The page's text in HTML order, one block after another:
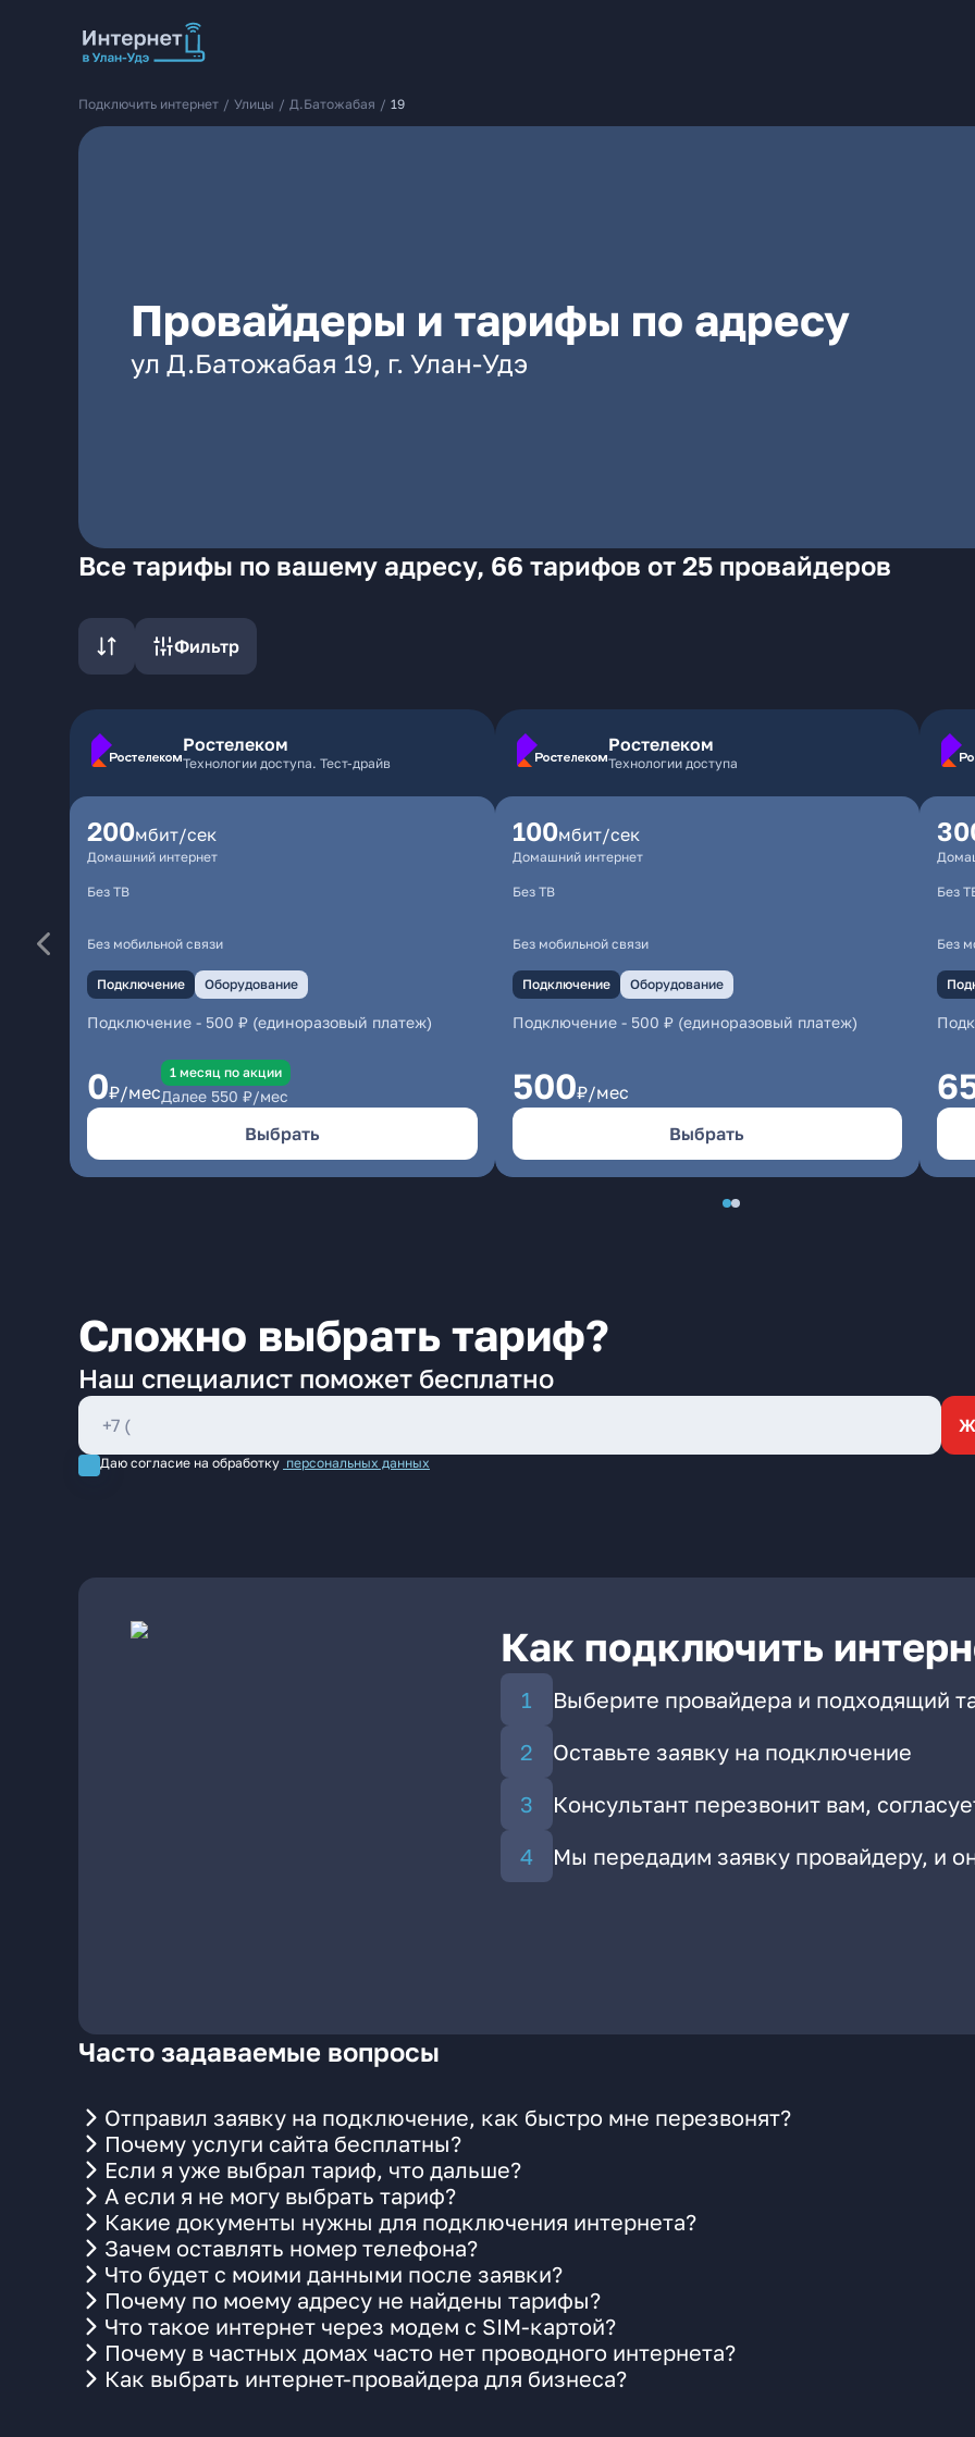
Подключить интернет / Улицы / Д.Батожабая / 19
Провайдеры и тарифы по адресу
ул Д.Батожабая 19, г. Улан-Удэ
Все тарифы по вашему адресу, 66 тарифов от 25 провайдеров
Фильтр
Ростелеком
Технологии доступа. Тест-драйв
200мбит/сек
Домашний интернет
Без ТВ
Без мобильной связи
Подключение Оборудование
Подключение - 500 ₽ (единоразовый платеж)
0₽/мес
1 месяц по акции
Далее 550 ₽/мес
Выбрать
Ростелеком
Технологии доступа
100мбит/сек
Домашний интернет
Без ТВ
Без мобильной связи
Подключение Оборудование
Подключение- 500 ₽ (единоразовый платеж)
500₽/мес
Выбрать
Без
Без
Сложно выбрать тариф?
Наш специалист поможет бесплатно
Даю согласие на обработку персональных данных
Как подключить
Выберите провайдера и подходящий
Оставьте заявку на подключение
Консультант перезвонит вам,
Мы передадим заявку провайдеру, и
Часто задаваемые вопросы
Отправил заявку на подключение, как быстро мне перезвонят?
Почему услуги сайта бесплатны?
Если я уже выбрал тариф, что дальше?
А если я не могу выбрать тариф?
Какие документы нужны для подключения интернета?
Зачем оставлять номер телефона?
Что будет с моими данными после заявки?
Почему по моему адресу не найдены тарифы?
Что такое интернет через модем с SIM-картой?
Почему в частных домах часто нет проводного интернета?
Как выбрать интернет-провайдера для бизнеса?